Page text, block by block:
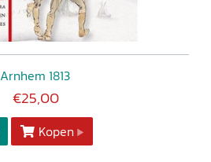
Arnhem 1813
€25,00
Kopen